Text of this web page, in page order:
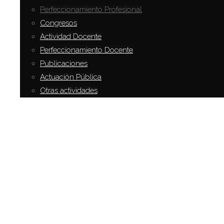
Perfeccionamiento Profesional
Congresos
Actividad Docente
Perfeccionamiento Docente
Publicaciones
Actuación Pública
Otras actividades
“Doctorado en Ciencias Jurídicas
Filosófico-Teológico),
Argentina, año 1980.
marzo/abril de 1977.